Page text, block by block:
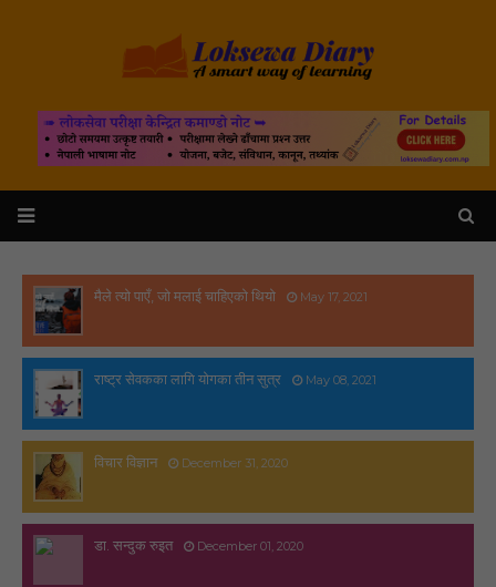
मैले त्यो पाएँ, जो मलाई चाहिएको थियो May 17, 2021
राष्ट्र सेवकका लागि योगका तीन सुत्र May 08, 2021
विचार विज्ञान December 31, 2020
डा. सन्दुक रुइत December 01, 2020